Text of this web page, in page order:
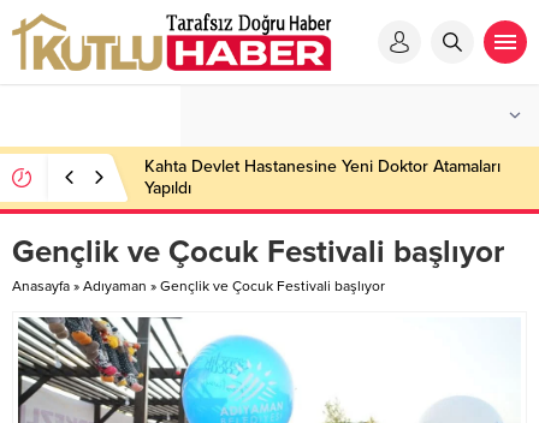
Kahta Devlet Hastanesine Yeni Doktor Atamaları
Yapıldı
Gençlik ve Çocuk Festivali başlıyor
Anasayfa » Adıyaman » Gençlik ve Çocuk Festivali başlıyor